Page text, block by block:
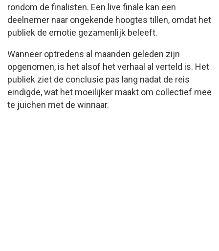
rondom de finalisten. Een live finale kan een
deelnemer naar ongekende hoogtes tillen, omdat het
publiek de emotie gezamenlijk beleeft.
Wanneer optredens al maanden geleden zijn
opgenomen, is het alsof het verhaal al verteld is. Het
publiek ziet de conclusie pas lang nadat de reis
eindigde, wat het moeilijker maakt om collectief mee
te juichen met de winnaar.